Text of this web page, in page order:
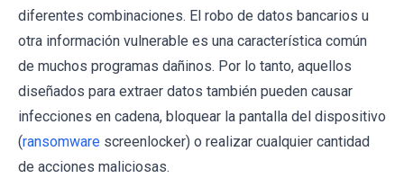
diferentes combinaciones. El robo de datos bancarios u
otra información vulnerable es una característica común
de muchos programas dañinos. Por lo tanto, aquellos
diseñados para extraer datos también pueden causar
infecciones en cadena, bloquear la pantalla del dispositivo
(ransomware screenlocker) o realizar cualquier cantidad
de acciones maliciosas.